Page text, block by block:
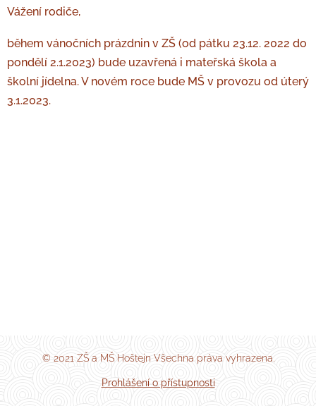
Vážení rodiče,
během vánočních prázdnin v ZŠ (od pátku 23.12. 2022 do
pondělí 2.1.2023) bude uzavřená i mateřská škola a
školní jídelna. V novém roce bude MŠ v provozu od úterý
3.1.2023.
© 2021 ZŠ a MŠ Hoštejn Všechna práva vyhrazena.
Prohlášení o přístupnosti